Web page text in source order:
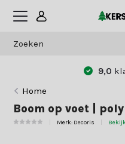
9,0
Home
Boom op voet |
Merk: Decoris